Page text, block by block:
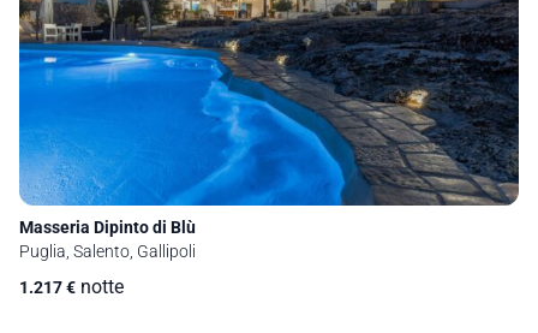
Masseria Dipinto di Blù
Puglia, Salento, Gallipoli
1.217€ notte